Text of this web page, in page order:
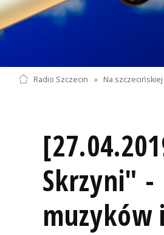
Radio Szczecin » Na
Skrzyni"